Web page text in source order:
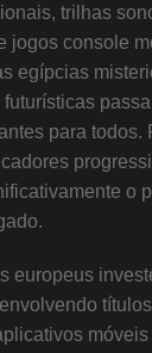
trilhas
jogos console
egípcias
para todos.
o
europeus